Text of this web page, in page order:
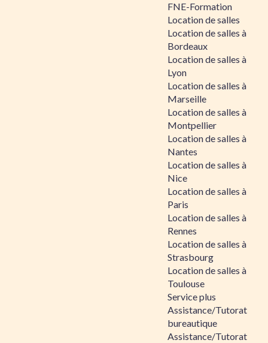
FNE-Formation
Location de salles
Location de salles à
Bordeaux
Location de salles à
Lyon
Location de salles à
Marseille
Location de salles à
Montpellier
Location de salles à
Nantes
Location de salles à
Nice
Location de salles à
Paris
Location de salles à
Rennes
Location de salles à
Strasbourg
Location de salles à
Toulouse
Service plus
Assistance/Tutorat
bureautique
Assistance/Tutorat